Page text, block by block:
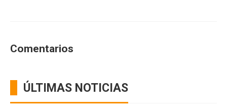
Comentarios
ÚLTIMAS NOTICIAS